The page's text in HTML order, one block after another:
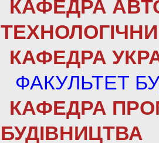
КАФЕДРА
КАФЕДРА
ФАКУЛЬТЕТ
КАФЕДРА
БУДІВНИЦТВА